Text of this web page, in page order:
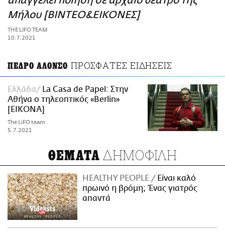
ΑΜΠΑ
PRINT
Μήλου [ΒΙΝΤΕΟ&ΕΙΚΟΝΕΣ]
THE LIFO TEAM
10.7.2021
ΠΕΔΡΟ ΑΛΟΝΣΟ ΠΡΟΣΦΑΤΕΣ ΕΙΔΗΣΕΙΣ
Ελλάδα
La Casa de Papel: Στην
Αθήνα ο τηλεoπτικός «Berlin»
[ΕΙΚΟΝΑ]
The LiFO team
5.7.2021
ΘΕΜΑΤΑ ΔΗΜΟΦΙΛΗ
HEALTHY PEOPLE
Είναι καλό
πρωινό η βρόμη; Ένας γιατρός
απαντά